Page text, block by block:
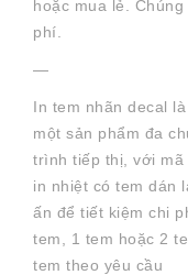
hoặc mua lẻ.
phí.
—
In tem nhãn decal
một sản phẩm đa
trình tiếp thị, với mã
in nhiệt có tem dán
ấn để tiết kiệm chi
tem, 1 tem hoặc 2
tem theo yêu cầu